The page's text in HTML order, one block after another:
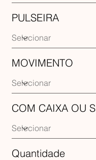
PULSEIRA
MOVIMENTO
COM CAIXA OU
Quantidade